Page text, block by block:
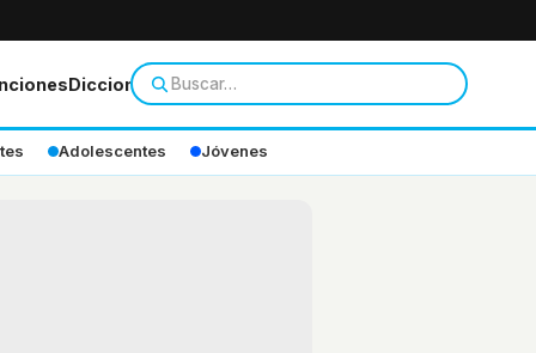
Diccionario
Adolescentes Jóvenes